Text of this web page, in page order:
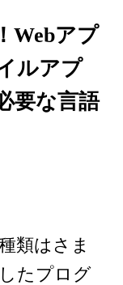
Webアプ
ルアプ
要な言語
類はさま
たプログ